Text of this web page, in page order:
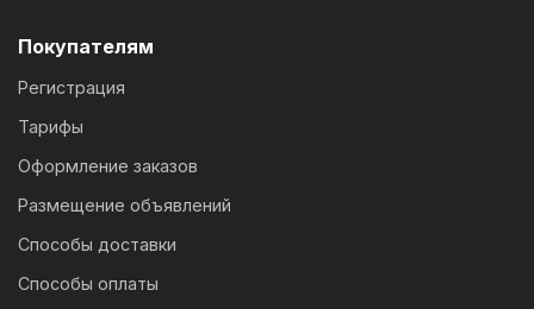
Покупателям
Регистрация
Тарифы
Оформление заказов
Размещение объявлений
Способы доставки
Способы оплаты